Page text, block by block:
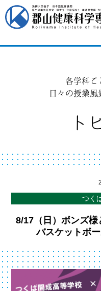
各学科ご
日々の授業
ト
つく
8/17（日）ボンズ様
バスケットボ